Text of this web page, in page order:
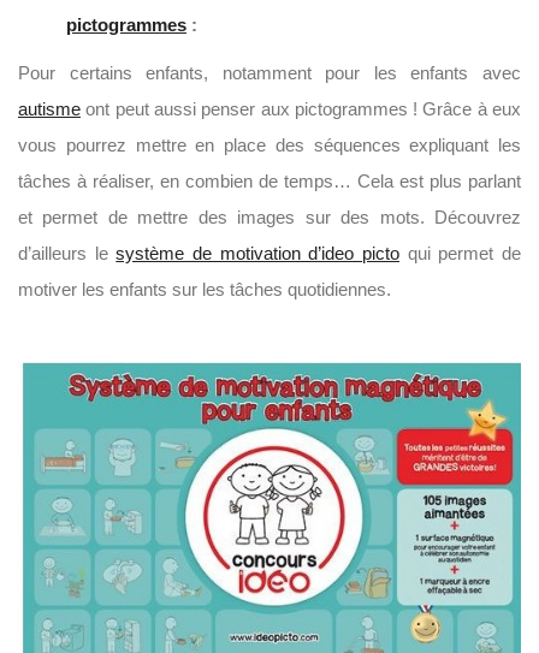
pictogrammes :
Pour certains enfants, notamment pour les enfants avec
autisme ont peut aussi penser aux pictogrammes ! Grâce à eux
vous pourrez mettre en place des séquences expliquant les
tâches à réaliser, en combien de temps… Cela est plus parlant
et permet de mettre des images sur des mots. Découvrez
d’ailleurs lesystème de motivation d’ideo picto qui permet de
motiver les enfants sur les tâches quotidiennes.